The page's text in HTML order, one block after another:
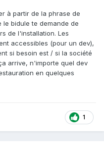
à partir de la phrase de
le bidule te demande de
de l'installation. Les
accessibles (pour un dev),
si besoin est / si la société
arrive, n'importe quel dev
en quelques
1